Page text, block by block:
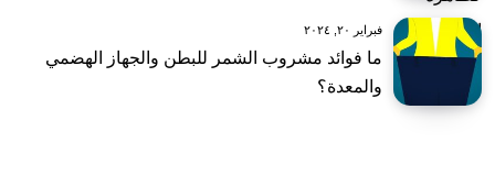
فبراير ٢٠, ٢٠٢٤
ما فوائد مشروب الشمر للبطن والجهاز الهضمي
والمعدة؟